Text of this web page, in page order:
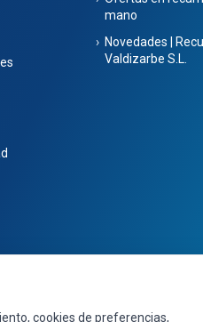
mano
Novedades |
Valdizarbe S.L.
- CIF B31275837. Inscrita en el
cookies de preferencias,